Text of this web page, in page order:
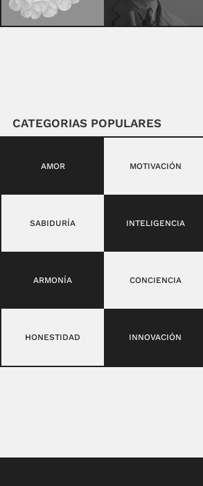
CATEGORIAS POPULARES
AMOR MOTIVACIÓN
SABIDURÍA INTELIGENCIA
ARMONÍA CONCIENCIA
HONESTIDAD INNOVACIÓN